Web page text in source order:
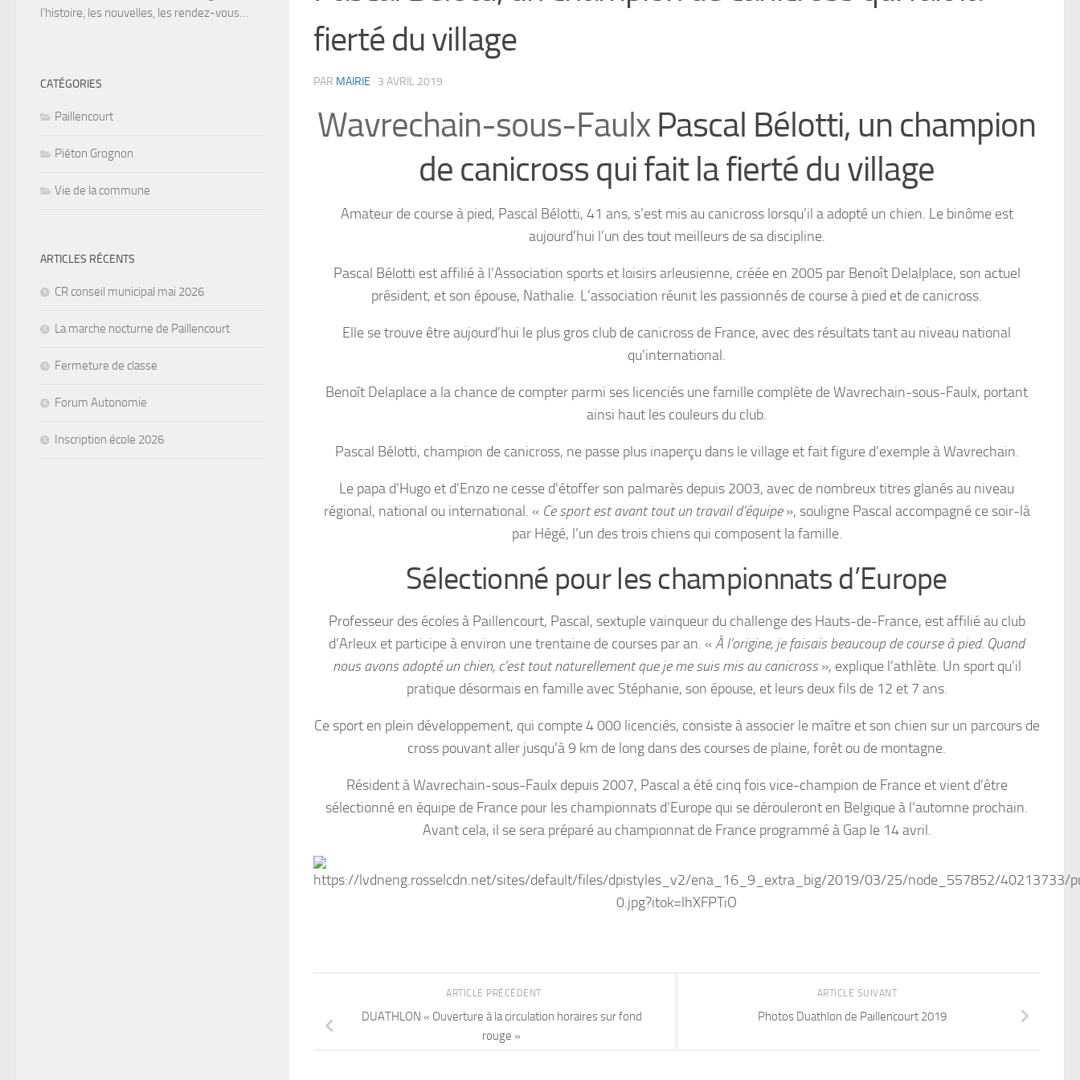
fierté du village
PAR MAIRIE · 3 AVRIL 2019
Wavrechain-sous-FaulxPascal Bélotti, un champion
de canicross qui fait la fierté du village
Amateur de course à pied, Pascal Bélotti, 41 ans, s’est mis au canicross lorsqu’il a adopté un chien. Le binôme est
aujourd’hui l’un des tout meilleurs de sa discipline.
Pascal Bélotti est affilié à l’Association sports et loisirs arleusienne, créée en 2005 par Benoît Delalplace, son actuel
président, et son épouse, Nathalie. L’association réunit les passionnés de course à pied et de canicross.
Elle se trouve être aujourd’hui le plus gros club de canicross de France, avec des résultats tant au niveau national
qu’international.
Benoît Delaplace a la chance de compter parmi ses licenciés une famille complète de Wavrechain-sous-Faulx, portant
ainsi haut les couleurs du club.
Pascal Bélotti, champion de canicross, ne passe plus inaperçu dans le village et fait figure d’exemple à Wavrechain.
Le papa d’Hugo et d’Enzo ne cesse d’étoffer son palmarès depuis 2003, avec de nombreux titres glanés au niveau
régional, national ou international. « Ce sport est avant tout un travail d’équipe», souligne Pascal accompagné ce soir-là
par Hégé, l’un des trois chiens qui composent la famille.
Sélectionné pour les championnats d’Europe
Professeur des écoles à Paillencourt, Pascal, sextuple vainqueur du challenge des Hauts-de-France, est affilié au club
d’Arleux et participe à environ une trentaine de courses par an. « À l’origine, je faisais beaucoup de course à pied. Quand
nous avons adopté un chien, c’est tout naturellement que je me suis mis au canicross», explique l’athlète. Un sport qu’il
pratique désormais en famille avec Stéphanie, son épouse, et leurs deux fils de 12 et 7 ans.
Ce sport en plein développement, qui compte 4 000 licenciés, consiste à associer le maître et son chien sur un parcours de
cross pouvant aller jusqu’à 9 km de long dans des courses de plaine, forêt ou de montagne.
Résident à Wavrechain-sous-Faulx depuis 2007, Pascal a été cinq fois vice-champion de France et vient d’être
sélectionné en équipe de France pour les championnats d’Europe qui se dérouleront en Belgique à l’automne prochain.
Avant cela, il se sera préparé au championnat de France programmé à Gap le 14 avril.
ARTICLE SUIVANT
Photos Duathlon de Paillencourt 2019
ARTICLE PRÉCÉDENT
DUATHLON « Ouverture à la circulation horaires sur fond
rouge »
l’histoire, les nouvelles, les rendez-vous…
CATÉGORIES
Paillencourt
Piéton Grognon
Vie de la commune
ARTICLES RÉCENTS
CR conseil municipal mai 2026
La marche nocturne de Paillencourt
Fermeture de classe
Forum Autonomie
Inscription école 2026